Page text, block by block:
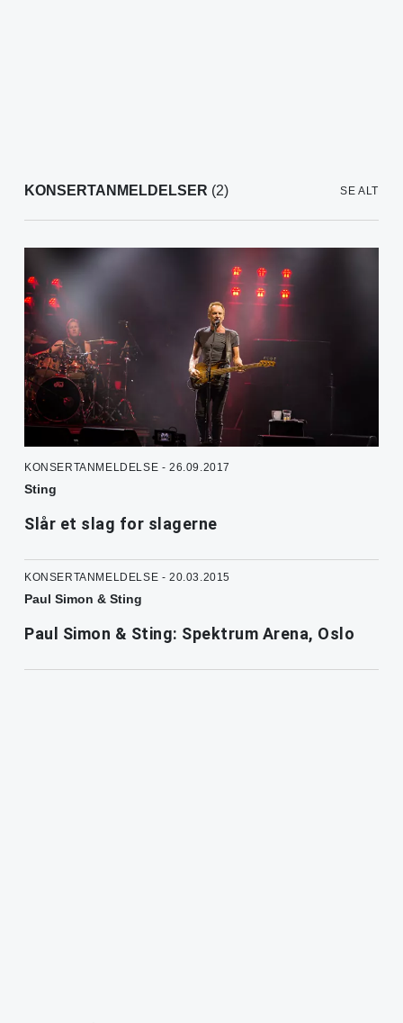
KONSERTANMELDELSER (2) SE ALT
KONSERTANMELDELSE - 26.09.2017
Sting
Slår et slag for slagerne
KONSERTANMELDELSE - 20.03.2015
Paul Simon & Sting
Paul Simon & Sting: Spektrum Arena, Oslo